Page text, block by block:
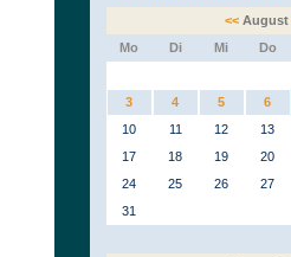
<< August
Mo
Di Mi Do
3
4 5 6
10
11 12 13
17
18 19 20
24
25 26 27
31